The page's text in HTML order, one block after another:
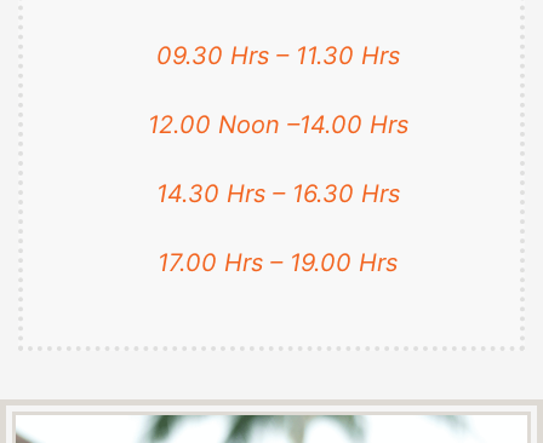
09.30 Hrs – 11.30 Hrs
12.00 Noon –14.00 Hrs
14.30 Hrs – 16.30 Hrs
17.00 Hrs – 19.00 Hrs